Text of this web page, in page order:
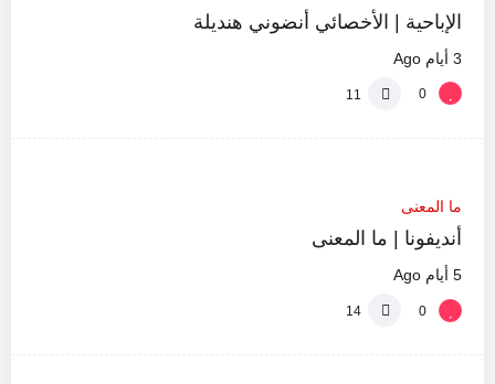
الإباحية | الأخصائي أنضوني هنديلة
3 أيام Ago
0
11
0:42
ما المعنى
أنديفونا | ما المعنى
5 أيام Ago
0
14